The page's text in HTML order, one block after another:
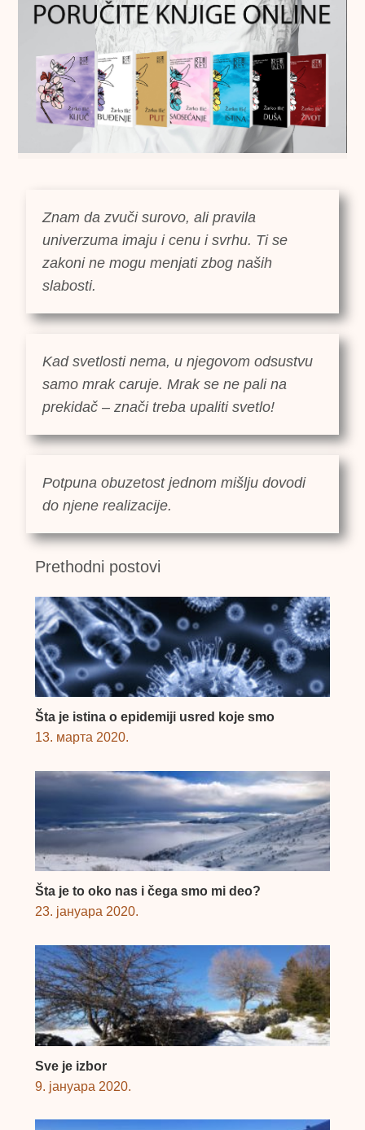
Znam da zvuči surovo, ali pravila
univerzuma imaju i cenu i svrhu. Ti se
zakoni ne mogu menjati zbog naših
slabosti.
Kad svetlosti nema, u njegovom odsustvu
samo mrak caruje. Mrak se ne pali na
prekidač – znači treba upaliti svetlo!
Potpuna obuzetost jednom mišlju dovodi
do njene realizacije.
Prethodni postovi
Šta je istina o epidemiji usred koje smo
13. марта 2020.
Šta je to oko nas i čega smo mi deo?
23. јануара 2020.
Sve je izbor
9. јануара 2020.